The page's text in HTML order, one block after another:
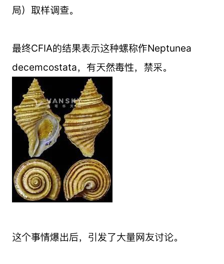
局）取样调查。
最终CFIA的结果表示这种螺称作Neptunea
decemcostata，有天然毒性，禁采。
这个事情爆出后，引发了大量网友讨论。